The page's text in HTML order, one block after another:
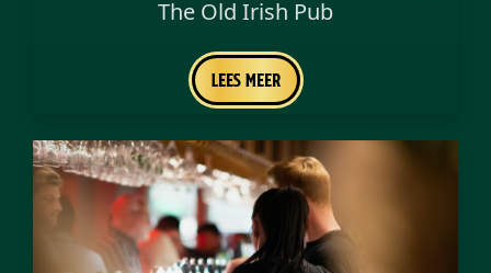
The Old Irish Pub
Lees meer